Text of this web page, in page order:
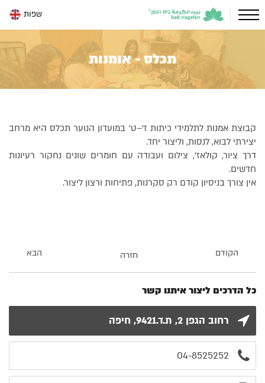
שפות
תכלס - אומנות
קבוצת אמנות לתלמידי כיתות ז׳–ט׳ במועדון הנוער תכלס היא מרחב
יצירתי לבוא, לנסות, וליצור יחד.
דרך ציור, קולאז׳, צילום ועבודה עם חומרים שונים נחקור רעיונות
חדשים.
אין צורך בניסיון קודם רק סקרנות, פתיחות ורצון ליצור.
הקודם חזרה הבא
כל הדרכים ליצור איתנו קשר
רחוב הגפן 2, ת.ד.9421, חיפה
04-8525252